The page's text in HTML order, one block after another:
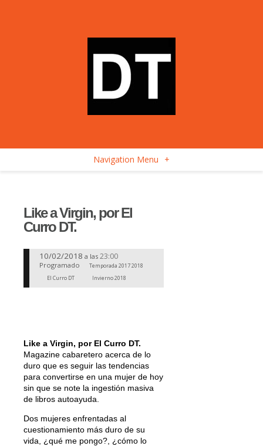
Navigation Menu +
Like a Virgin, por El
Curro DT.
10/02/2018 a las 23:00
Programado
Temporada 2017 2018
El Curro DT
Invierno 2018
Like a Virgin, por El Curro DT.
Magazine cabaretero acerca de lo
duro que es seguir las tendencias
para convertirse en una mujer de hoy
sin que se note la ingestión masiva
de libros autoayuda.
Dos mujeres enfrentadas al
cuestionamiento más duro de su
vida, ¿qué me pongo?, ¿cómo lo